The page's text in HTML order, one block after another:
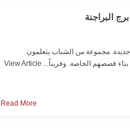
البراجنة
مجموعة من الشباب يتعلمون
قصصهم الخاصة. وقريباً... View Article
Read More